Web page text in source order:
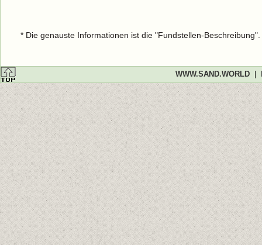
* Die genauste Informationen ist die "Fundstellen-
WWW.SAND.WORLD|